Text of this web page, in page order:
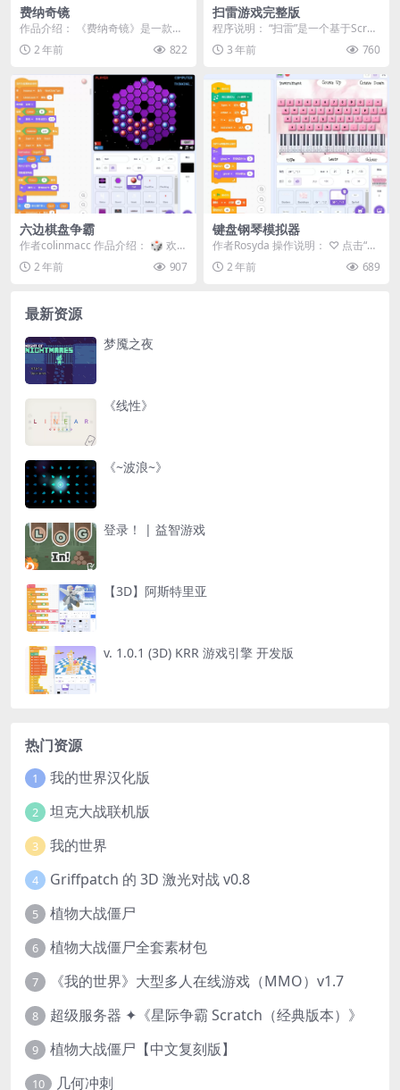
费纳奇镜
作品介绍： 《费纳奇镜》是一款基
于经典动画装置菲纳奇镜的旋转动
画游戏。通过点击绿...
2 年前 822
扫雷游戏完整版
程序说明： “扫雷”是一个基于Scrat
ch平台开发的经典游戏重现项目。
在这个游...
3 年前 760
六边棋盘争霸
作者colinmacc 作品介绍： 🎲 欢迎
体验《六边棋盘争霸》！ 这是一款
经典...2 年前 907
键盘钢琴模拟器
作者Rosyda 操作说明： ♡ 点击“Ty
pe”按钮以播放“黑键” ♡ 使用“...
2 年前 689
最新资源
梦魇之夜
《线性》
《~波浪~》
登录！ | 益智游戏
【3D】阿斯特里亚
v. 1.0.1 (3D) KRR 游戏引擎 开发版
热门资源
1 我的世界汉化版
2 坦克大战联机版
3 我的世界
4 Griffpatch 的 3D 激光对战 v0.8
5 植物大战僵尸
6 植物大战僵尸全套素材包
7 《我的世界》大型多人在线游戏（MMO）v1.7
8 超级服务器 ✦《星际争霸 Scratch（经典版本）》
9 植物大战僵尸【中文复刻版】
10 几何冲刺